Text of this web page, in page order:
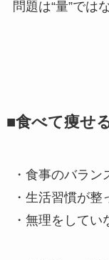
問題は“量”では
■食べて痩せ
・食事のバラン
・生活習慣が整
・無理をしてい